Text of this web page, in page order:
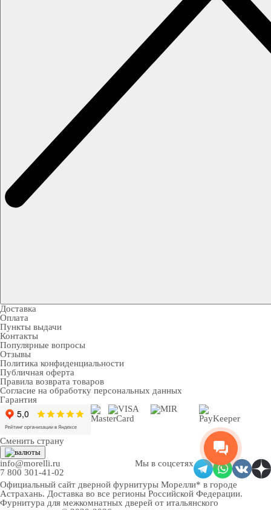
Доставка
Оплата
Пункты выдачи
Контакты
Популярные вопросы
Отзывы
Политика конфиденциальности
Публичная оферта
Правила возврата товаров
Согласие на обработку персональных данных
Гарантия
Сменить страну
info@morelli.ru
7 800 301-41-02
Мы в соцсетях
Официальный сайт дверной фурнитуры Морелли* в городе
Астрахань. Доставка во все регионы Российской Федерации.
Фурнитура для межкомнатных дверей от итальянского